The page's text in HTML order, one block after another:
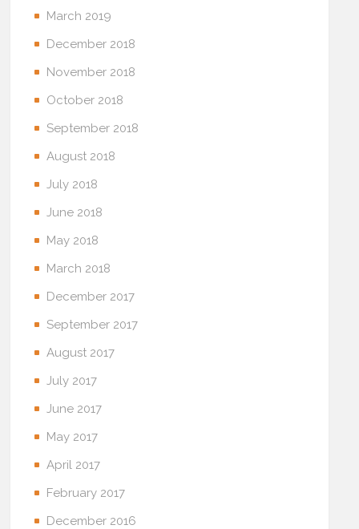
March 2019
December 2018
November 2018
October 2018
September 2018
August 2018
July 2018
June 2018
May 2018
March 2018
December 2017
September 2017
August 2017
July 2017
June 2017
May 2017
April 2017
February 2017
December 2016